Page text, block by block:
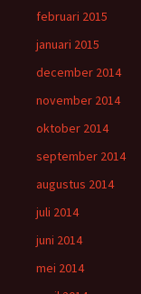
februari 2015
januari 2015
december 2014
november 2014
oktober 2014
september 2014
augustus 2014
juli 2014
juni 2014
mei 2014